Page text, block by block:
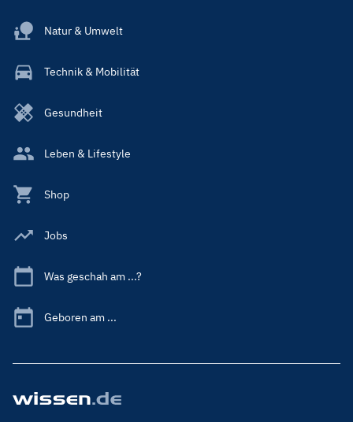
Natur & Umwelt
Technik & Mobilität
Gesundheit
Leben & Lifestyle
Shop
Jobs
Was geschah am ...?
Geboren am ...